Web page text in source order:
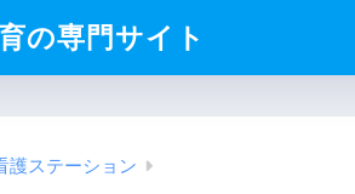
の専門サイト
護ステーション